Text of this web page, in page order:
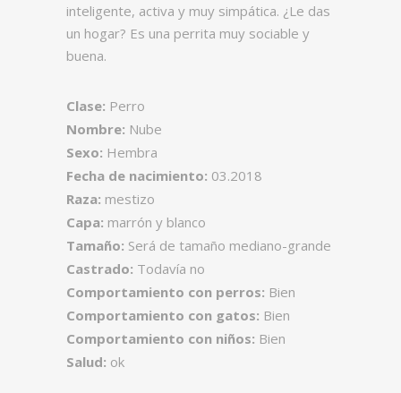
inteligente, activa y muy simpática. ¿Le das
un hogar? Es una perrita muy sociable y
buena.
Clase: Perro
Nombre: Nube
Sexo: Hembra
Fecha de nacimiento: 03.2018
Raza: mestizo
Capa: marrón y blanco
Tamaño: Será de tamaño mediano-grande
Castrado: Todavía no
Comportamiento con perros: Bien
Comportamiento con gatos: Bien
Comportamiento con niños: Bien
Salud: ok